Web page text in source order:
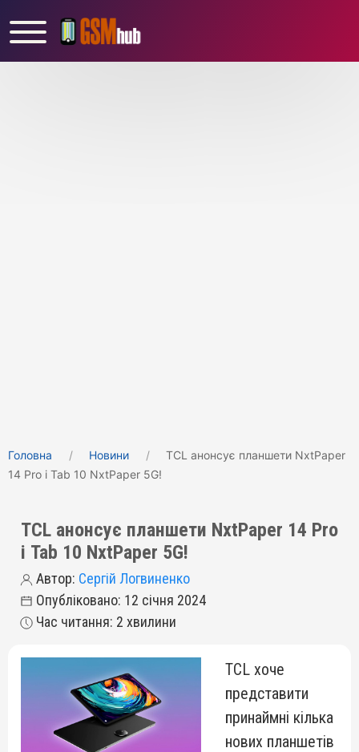
Головна Новини
TCL анонсує планшети NxtPaper
14 Pro і Tab 10 NxtPaper 5G!
TCL анонсує планшети NxtPaper 14 Pro
і Tab 10 NxtPaper 5G!
Автор: Сергій Логвиненко
Опубліковано: 12 січня 2024
Час читання: 2 хвилини
TCL хоче
представити
принаймні кілька
нових планшетів